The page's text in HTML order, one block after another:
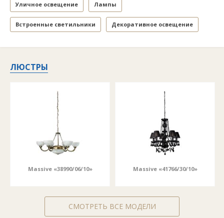
Уличное освещение Лампы
Встроенные светильники Декоративное освещение
ЛЮСТРЫ
Massive «38990/06/10» Massive «41766/30/10»
СМОТРЕТЬ ВСЕ МОДЕЛИ